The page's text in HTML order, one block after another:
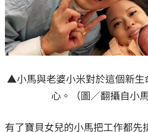
▲小馬與老婆小米對於這個新生
心。（圖／翻攝自小馬
有了寶貝女兒的小馬把工作都先